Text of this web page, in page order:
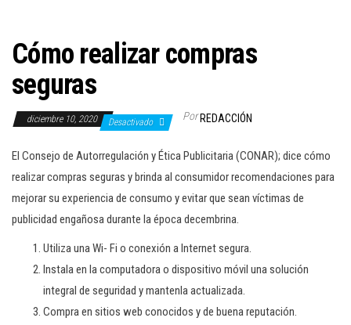
Cómo realizar compras
seguras
diciembre 10, 2020 Desactivado Por REDACCIÓN
El Consejo de Autorregulación y Ética Publicitaria (CONAR); dice cómo
realizar compras seguras y brinda al consumidor recomendaciones para
mejorar su experiencia de consumo y evitar que sean víctimas de
publicidad engañosa durante la época decembrina.
Utiliza una Wi- Fi o conexión a Internet segura.
Instala en la computadora o dispositivo móvil una solución
integral de seguridad y mantenla actualizada.
Compra en sitios web conocidos y de buena reputación.